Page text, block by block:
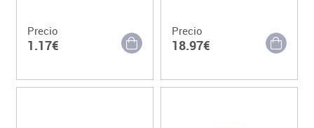
Precio
1.17€
Precio
18.97€